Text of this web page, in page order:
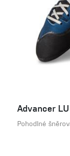
Advancer LU
Pohodlné